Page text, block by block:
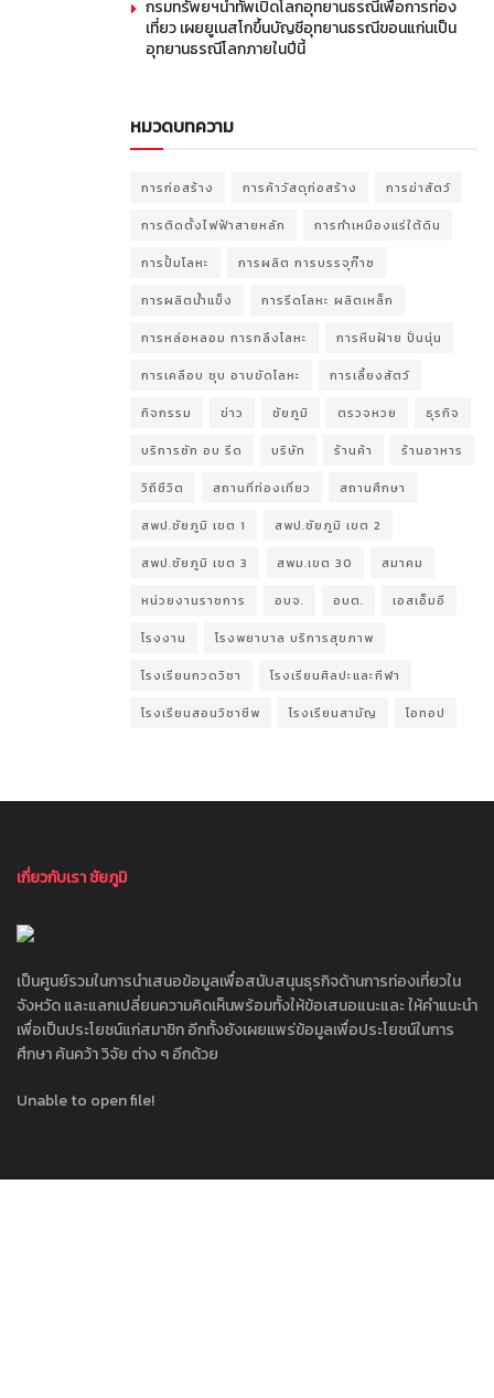
กรมทรัพยฯนำทัพเปิดโลกอุทยานธรณีเพื่อการท่อง
เที่ยว เผยยูเนสโกขึ้นบัญชีอุทยานธรณีขอนแก่นเป็น
อุทยานธรณีโลกภายในปีนี้
หมวดบทความ
การก่อสร้าง การค้าวัสดุก่อสร้าง การฆ่าสัตว์
การติดตั้งไฟฟ้าสายหลัก การทำเหมืองแร่ใต้ดิน
การปั้มโลหะ การผลิต การบรรจุก๊าซ
การผลิตน้ำแข็ง การรีดโลหะ ผลิตเหล็ก
การหล่อหลอม การกลึงโลหะ การหีบฝ้าย ปั่นนุ่น
การเคลือบ ชุบ อาบขัดโลหะ การเลี้ยงสัตว์
กิจกรรม ข่าว ชัยภูมิ ตรวจหวย ธุรกิจ
บริการซัก อบ รีด บริษัท ร้านค้า ร้านอาหาร
วิถีชีวิต สถานที่ท่องเที่ยว สถานศึกษา
สพป.ชัยภูมิ เขต 1 สพป.ชัยภูมิ เขต 2
สพป.ชัยภูมิ เขต 3 สพม.เขต 30 สมาคม
หน่วยงานราชการ อบจ. อบต. เอสเอ็มอี
โรงงาน โรงพยาบาล บริการสุขภาพ
โรงเรียนกวดวิชา โรงเรียนศิลปะและกีฬา
โรงเรียนสอนวิชาชีพ โรงเรียนสามัญ โอทอป
เกี่ยวกับเรา ชัยภูมิ
เป็นศูนย์รวมในการนำเสนอข้อมูลเพื่อสนับสนุนธุรกิจด้านการท่องเที่ยวใน
จังหวัด และแลกเปลี่ยนความคิดเห็นพร้อมทั้งให้ข้อเสนอแนะและ ให้คำแนะนำ
เพื่อเป็นประโยชน์แก่สมาชิก อีกทั้งยังเผยแพร่ข้อมูลเพื่อประโยชน์ในการ
ศึกษา ค้นคว้า วิจัย ต่าง ๆ อีกด้วย
Unable to open file!